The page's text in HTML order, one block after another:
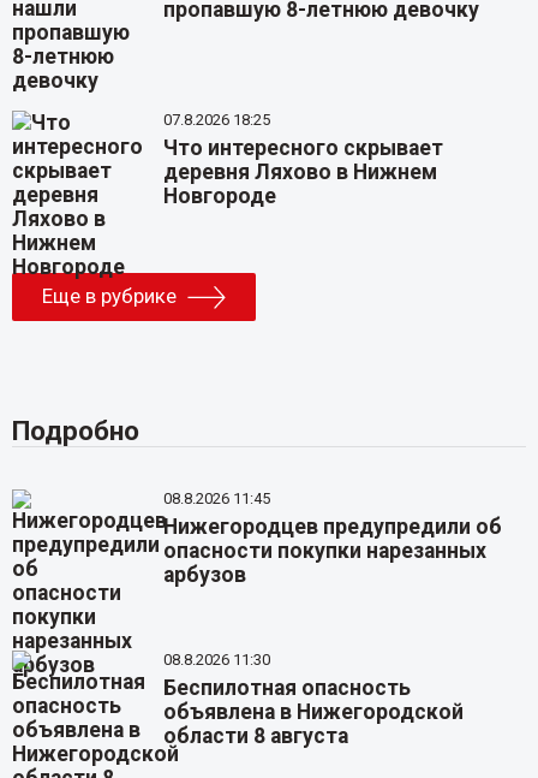
пропавшую 8-летнюю девочку
07.8.2026 18:25
Что интересного скрывает
деревня Ляхово в Нижнем
Новгороде
Еще в рубрике
Подробно
08.8.2026 11:45
Нижегородцев предупредили об
опасности покупки нарезанных
арбузов
08.8.2026 11:30
Беспилотная опасность
объявлена в Нижегородской
области 8 августа